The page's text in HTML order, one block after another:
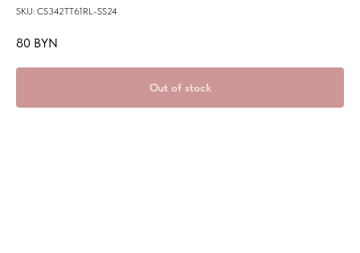
SKU: CS342TT61RL-SS24
80 BYN
Out of stock